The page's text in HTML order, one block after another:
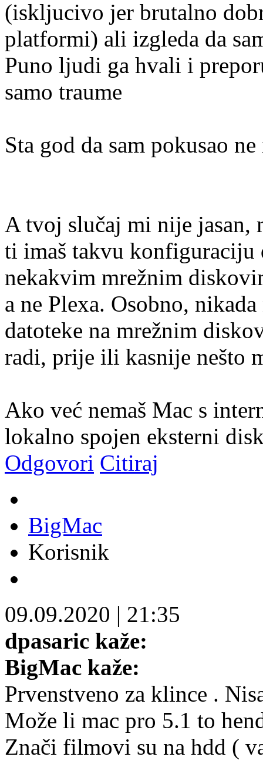
(iskljucivo jer brutalno
platformi) ali izgleda da
Puno ljudi ga hvali i
samo traume
Sta god da sam pokusao
A tvoj slučaj mi nije jasan,
ti imaš takvu konfiguraciju
nekakvim mrežnim
a ne Plexa. Osobno,
datoteke na mrežnim
radi, prije ili kasnije nešto
Ako već nemaš Mac s
lokalno spojen eksterni
Odgovori Citiraj
BigMac
Korisnik
09.09.2020 | 21:35
dpasaric kaže:
BigMac kaže:
Prvenstveno za klince .
Može li mac pro 5.1 to
Znači filmovi su na hdd (